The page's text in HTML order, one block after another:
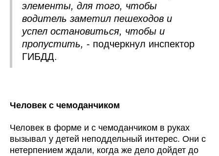
элементы, для того, чтобы
водитель заметил пешеходов и
успел остановиться, чтобы и
пропустить, - подчеркнул инспектор
ГИБДД.
Человек с чемоданчиком
Человек в форме и с чемоданчиком в руках
вызывал у детей неподдельный интерес. Они с
нетерпением ждали, когда же дело дойдет до